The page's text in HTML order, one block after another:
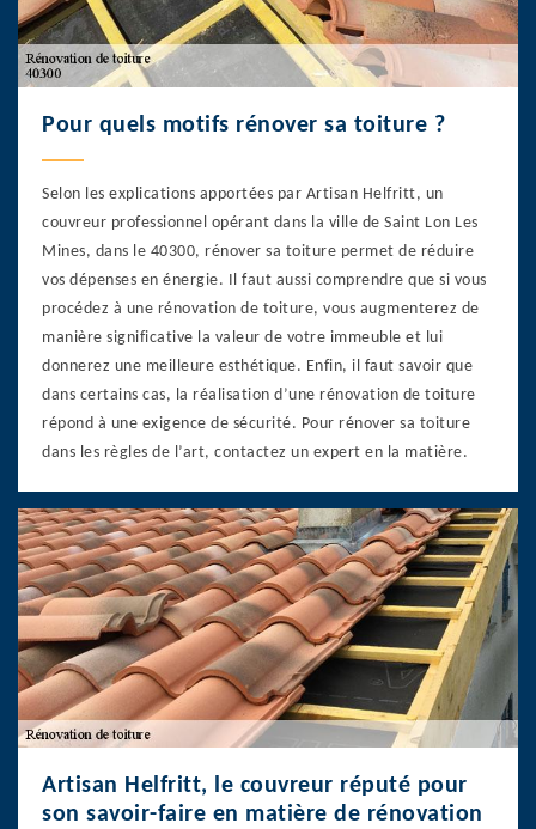
Pour quels motifs rénover sa toiture ?
Selon les explications apportées par Artisan Helfritt, un
couvreur professionnel opérant dans la ville de Saint Lon Les
Mines, dans le 40300, rénover sa toiture permet de réduire
vos dépenses en énergie. Il faut aussi comprendre que si vous
procédez à une rénovation de toiture, vous augmenterez de
manière significative la valeur de votre immeuble et lui
donnerez une meilleure esthétique. Enfin, il faut savoir que
dans certains cas, la réalisation d’une rénovation de toiture
répond à une exigence de sécurité. Pour rénover sa toiture
dans les règles de l’art, contactez un expert en la matière.
Artisan Helfritt, le couvreur réputé pour
son savoir-faire en matière de rénovation